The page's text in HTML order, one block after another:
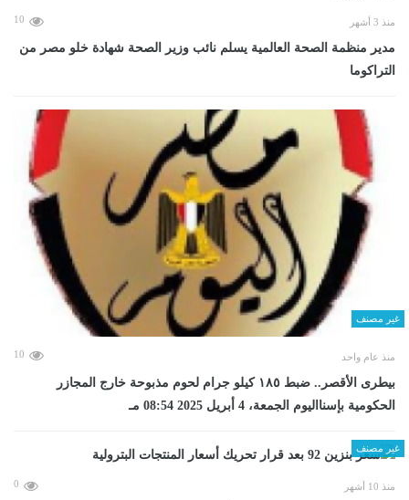
منذ 3 أشهر 10
مدير منظمة الصحة العالمية يسلم نائب وزير الصحة شهادة خلو مصر من
التراكوما
غير مصنف
منذ عام واحد 10
بيطرى الأقصر.. ضبط ١٨٥ كيلو جرام لحوم مذبوحة خارج المجازر
الحكومية بإسنااليوم الجمعة، 4 أبريل 2025 08:54 مـ
غير مصنف
منذ 10 أشهر 0